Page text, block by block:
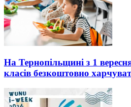
На Тернопільщині з 1
класів безкоштовно